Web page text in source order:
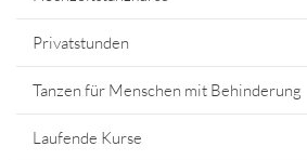
Privatstunden
Tanzen für Menschen mit Behinderung
Laufende Kurse